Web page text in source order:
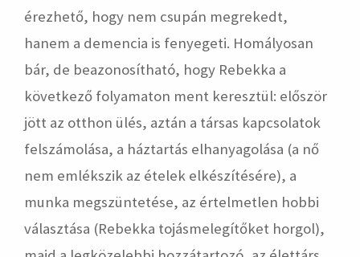
érezhető, hogy nem csupán megrekedt,
hanem a demencia is fenyegeti. Homályosan
bár, de beazonosítható, hogy Rebekka a
következő folyamaton ment keresztül: először
jött az otthon ülés, aztán a társas kapcsolatok
felszámolása, a háztartás elhanyagolása (a nő
nem emlékszik az ételek elkészítésére), a
munka megszüntetése, az értelmetlen hobbi
választása (Rebekka tojásmelegítőket horgol),